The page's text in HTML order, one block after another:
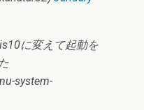
に変えて起動を
system-